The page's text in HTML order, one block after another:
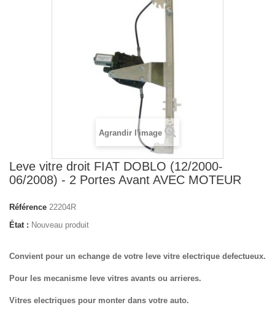
Agrandir l'image
Leve vitre droit FIAT DOBLO (12/2000-
06/2008) - 2 Portes Avant AVEC MOTEUR
Référence 22204R
État : Nouveau produit
Convient pour un echange de votre leve vitre electrique defectueux.
Pour les mecanisme leve vitres avants ou arrieres.
Vitres electriques pour monter dans votre auto.